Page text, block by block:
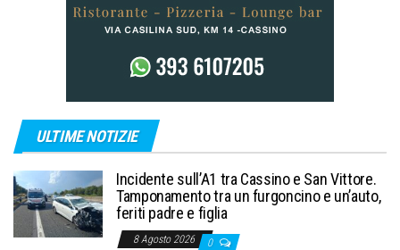
ULTIME NOTIZIE
Incidente sull’A1 tra Cassino e San Vittore.
Tamponamento tra un furgoncino e un’auto,
feriti padre e figlia
8 Agosto 2026 0